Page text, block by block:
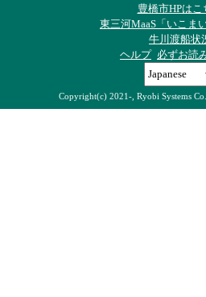
豊橋市HPはこ
東三河MaaS「いこま
牛川渡船状
ヘルプ 必ずお読
Copyright(c) 2021-, Ryobi Systems